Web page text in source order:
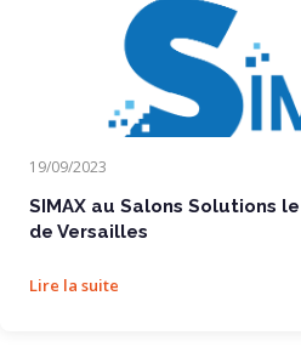
SIMAX au Salons Solutions le 3 & 4
19/09/2023
SIMAX au Salons Solutions
de Versailles
Lire la suite